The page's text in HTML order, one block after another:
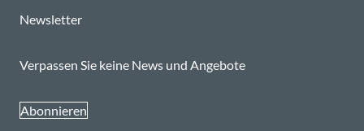
Newsletter
Verpassen Sie keine News und Angebote
Abonnieren